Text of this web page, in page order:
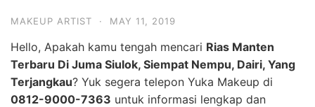
MAKEUP ARTIST · MAY 11, 2019
Hello, Apakah kamu tengah mencari Rias Manten
Terbaru Di Juma Siulok, Siempat Nempu, Dairi, Yang
Terjangkau? Yuk segera telepon Yuka Makeup di
0812-9000-7363 untuk informasi lengkap dan